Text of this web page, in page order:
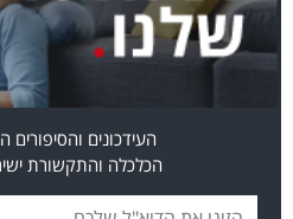
העידכונים
הכלכלה והתקשורת